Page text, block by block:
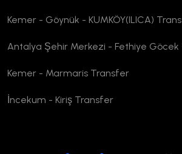
Kemer - Göynük - KUMKÖY(ILICA)
Antalya Şehir Merkezi - Fethiye
Kemer - Marmaris Transfer
İncekum - Kiriş Transfer